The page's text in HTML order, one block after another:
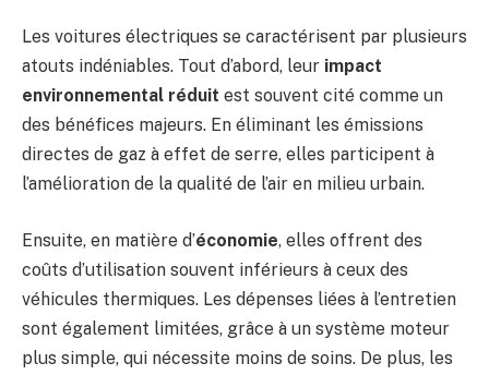
Les voitures électriques se caractérisent par plusieurs
atouts indéniables. Tout d’abord, leur impact
environnemental réduit est souvent cité comme un
des bénéfices majeurs. En éliminant les émissions
directes de gaz à effet de serre, elles participent à
l’amélioration de la qualité de l’air en milieu urbain.
Ensuite, en matière d’économie, elles offrent des
coûts d’utilisation souvent inférieurs à ceux des
véhicules thermiques. Les dépenses liées à l’entretien
sont également limitées, grâce à un système moteur
plus simple, qui nécessite moins de soins. De plus, les